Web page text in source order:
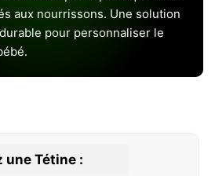
aux nourrissons. Une solution
pour personnaliser le
une Tétine :